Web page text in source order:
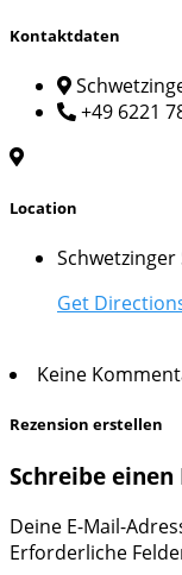
Kontaktdaten
+49 6221
Location
Schwetzinger
Get
Keine
Rezension erstellen
Schreibe einen
Deine E-Mail-
Erforderliche